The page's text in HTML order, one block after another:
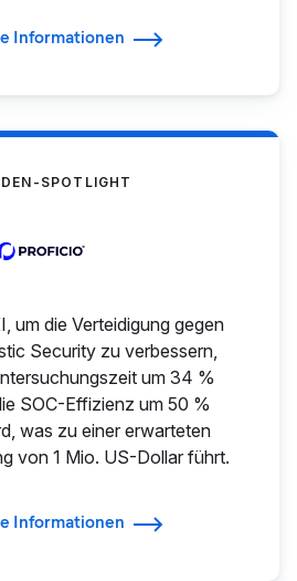
Informationen
SPOTLIGHT
um die Verteidigung gegen
Security zu verbessern,
um 34 %
SOC-Effizienz um 50 %
was zu einer erwarteten
von 1 Mio. US-Dollar führt.
Informationen